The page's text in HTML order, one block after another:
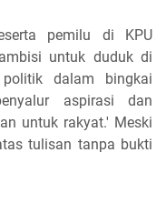
pemilu di KPU
untuk duduk di
politik dalam bingkai
aspirasi dan
untuk rakyat.' Meski
tulisan tanpa bukti